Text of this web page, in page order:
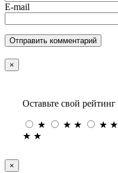
E-mail
×
Оставьте свой рейтинг
★ ★ ★ ★ ★
★ ★
×